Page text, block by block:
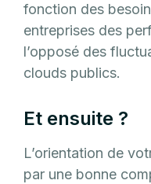
fonction des
entreprises des
l’opposé des
clouds publics.
Et ensuite ?
L’orientation de
par une bonne